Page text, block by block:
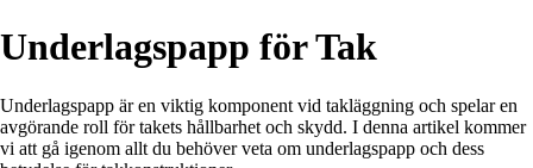
Underlagspapp för Tak
Underlagspapp är en viktig komponent vid takläggning och spelar en
avgörande roll för takets hållbarhet och skydd. I denna artikel kommer
vi att gå igenom allt du behöver veta om underlagspapp och dess